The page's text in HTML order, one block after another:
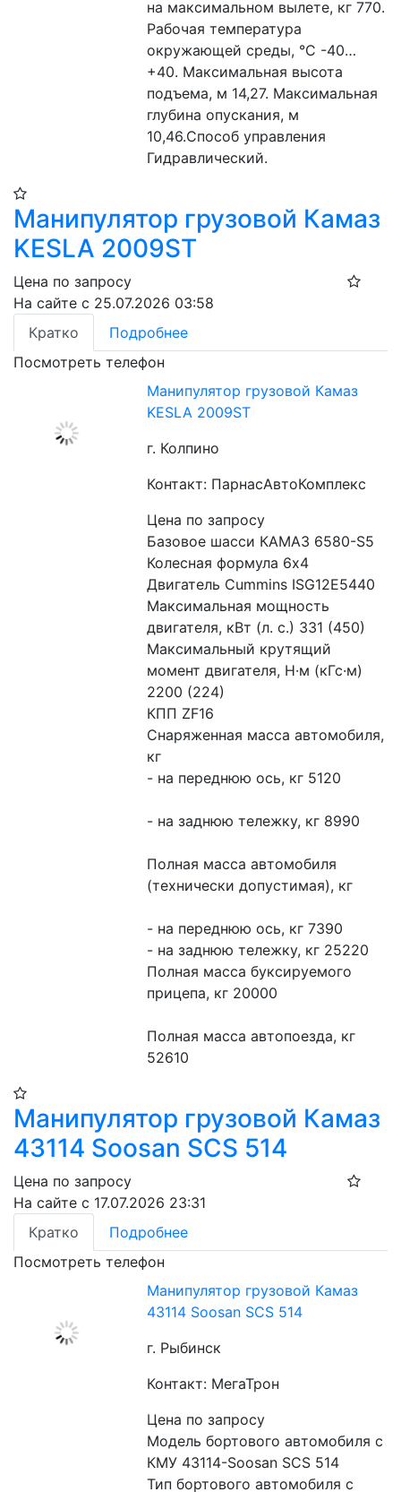
на максимальном вылете, кг 770.
Рабочая температура
окружающей среды, °C -40…
+40. Максимальная высота
подъема, м 14,27. Максимальная
глубина опускания, м
10,46.Способ управления
Гидравлический.
Манипулятор грузовой Камаз
KESLA 2009ST
Цена по запросу
На сайте с 25.07.2026 03:58
Кратко
Подробнее
Посмотреть телефон
Манипулятор грузовой Камаз
KESLA 2009ST
г. Колпино
Контакт: ПарнасАвтоКомплекс
Цена по запросу
Базовое шасси КАМАЗ 6580-S5
Колесная формула 6х4
Двигатель Cummins ISG12E5440
Максимальная мощность
двигателя, кВт (л. с.) 331 (450)
Максимальный крутящий
момент двигателя, Н·м (кГс·м)
2200 (224)
КПП ZF16
Снаряженная масса автомобиля,
кг
- на переднюю ось, кг 5120
- на заднюю тележку, кг 8990
Полная масса автомобиля
(технически допустимая), кг
- на переднюю ось, кг 7390
- на заднюю тележку, кг 25220
Полная масса буксируемого
прицепа, кг 20000
Полная масса автопоезда, кг
52610
Манипулятор грузовой Камаз
43114 Soosan SCS 514
Цена по запросу
На сайте с 17.07.2026 23:31
Кратко
Подробнее
Посмотреть телефон
Манипулятор грузовой Камаз
43114 Soosan SCS 514
г. Рыбинск
Контакт: МегаТрон
Цена по запросу
Модель бортового автомобиля с
КМУ 43114-Soosan SCS 514
Тип бортового автомобиля с